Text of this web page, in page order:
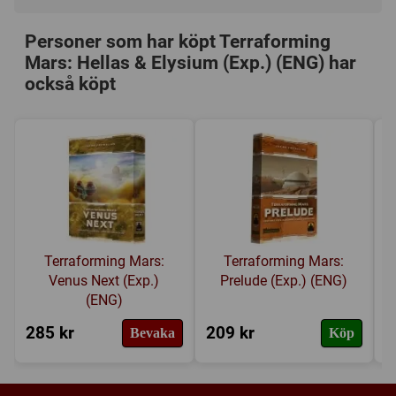
Kategori: Ekonomi ,Miljö,Industri / Tillverkning,
Science Fiction, Kortdragande, Territorium byggande
Hand management
Länkar: Tillverkarens hemsida
BoardGameGeek
Försälj. rank:1215/18137
Personer som har köpt Terraforming
Mars: Hellas & Elysium (Exp.) (ENG) har
också köpt
Terraforming Mars:
Venus Next (Exp.)
(ENG)
285 kr Bevaka
Terraforming Mars:
Prelude (Exp.) (ENG)
209 kr Köp